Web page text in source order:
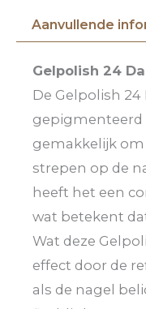
Aanvullende
Gelpolish 24
De Gelpolish 24
gepigmenteerd
gemakkelijk
strepen op de
heeft het een
wat betekent
Wat deze
effect door de
als de nagel